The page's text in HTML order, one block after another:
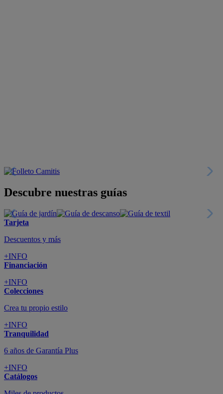
Descubre nuestras guías
Tarjeta
Descuentos y más
+INFO
Financiación
+INFO
Colecciones
Crea tu propio estilo
+INFO
Tranquilidad
6 años de Garantía Plus
+INFO
Catálogos